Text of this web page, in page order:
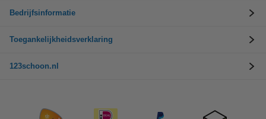
Bedrijfsinformatie
Toegankelijkheidsverklaring
123schoon.nl